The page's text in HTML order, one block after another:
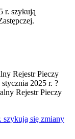
r. szykują
Rejestr Pieczy
2025 r. ?
Rejestr Pieczy
szykują się zmiany